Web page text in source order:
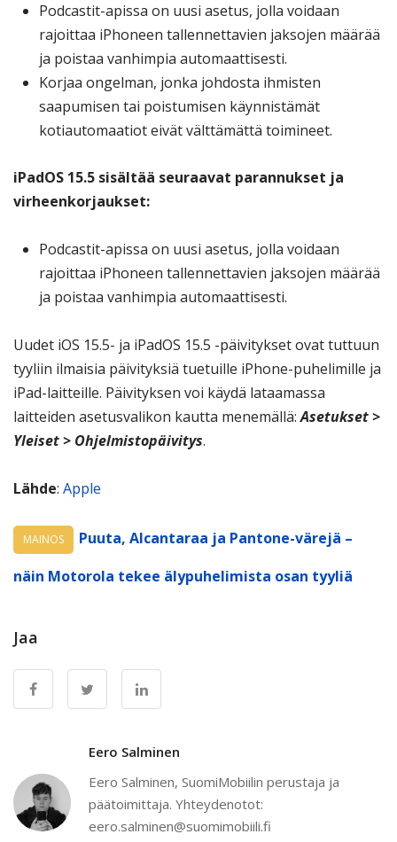
Podcastit-apissa on uusi asetus, jolla voidaan
rajoittaa iPhoneen tallennettavien jaksojen määrää
ja poistaa vanhimpia automaattisesti.
Korjaa ongelman, jonka johdosta ihmisten
saapumisen tai poistumisen käynnistämät
kotiautomaatiot eivät välttämättä toimineet.
iPadOS 15.5 sisältää seuraavat parannukset ja
virheenkorjaukset:
Podcastit-apissa on uusi asetus, jolla voidaan
rajoittaa iPhoneen tallennettavien jaksojen määrää
ja poistaa vanhimpia automaattisesti.
Uudet iOS 15.5- ja iPadOS 15.5 -päivitykset ovat tuttuun
tyyliin ilmaisia päivityksiä tuetuille iPhone-puhelimille ja
iPad-laitteille. Päivityksen voi käydä lataamassa
laitteiden asetusvalikon kautta menemällä:Asetukset >
Yleiset > Ohjelmistopäivitys.
Lähde: Apple
MAINOS
Puuta, Alcantaraa ja Pantone-värejä –
näin Motorola tekee älypuhelimista osan tyyliä
Jaa
Eero Salminen
Eero Salminen, SuomiMobiilin perustaja ja
päätoimittaja. Yhteydenotot:
eero.salminen@suomimobiili.fi